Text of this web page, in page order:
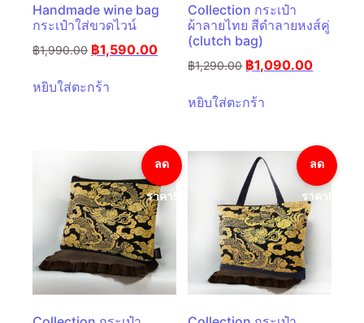
Handmade wine bag
กระเป๋าใส่ขวดไวน์
฿1,990.00 ฿1,590.00
หยิบใส่ตะกร้า
Collection กระเป๋า
ผ้าลายไทย สีดำลายหงส์คู่
(clutch bag)
฿1,290.00 ฿1,090.00
หยิบใส่ตะกร้า
ลด
ราคา!
ลด
ราคา!